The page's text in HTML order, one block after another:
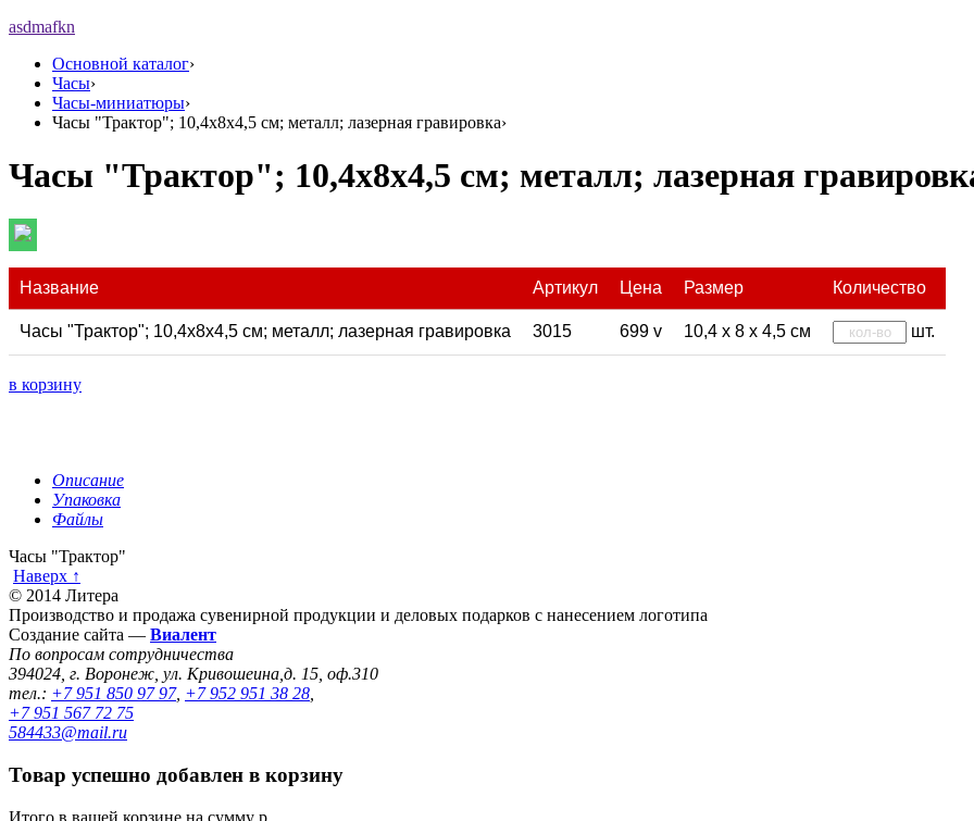
asdmafkn
Основной каталог›
Часы›
Часы-миниатюры›
Часы "Трактор"; 10,4х8х4,5 см; металл; лазерная гравировка›
Часы "Трактор"; 10,4х8х4,5 см; металл; лазерная
Название Артикул Цена Размер Количество
Часы "Трактор"; 10,4х8х4,5 см; металл; лазерная гравировка 3015 699 v 10,4 х 8 х 4,5 см шт.
в корзину
Описание
Упаковка
Файлы
Часы "Трактор"
Наверх ↑
© 2014 Литера
Производство и продажа сувенирной продукции и деловых подарков с нанесением логотипа
Создание сайта — Виалент
По вопросам сотрудничества
394024, г. Воронеж, ул. Кривошеина,д. 15, оф.310
тел.: +7 951 850 97 97, +7 952 951 38 28,
+7 951 567 72 75
584433@mail.ru
Товар успешно добавлен в корзину
Итого в вашей корзине на сумму р.